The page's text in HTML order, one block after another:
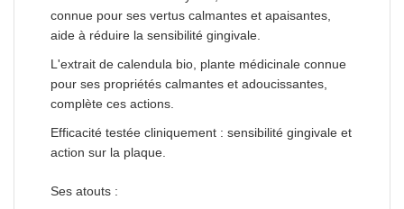
connue pour ses vertus calmantes et apaisantes,
aide à réduire la sensibilité gingivale.
L'extrait de calendula bio, plante médicinale connue
pour ses propriétés calmantes et adoucissantes,
complète ces actions.
Efficacité testée cliniquement : sensibilité gingivale et
action sur la plaque.
Ses atouts :